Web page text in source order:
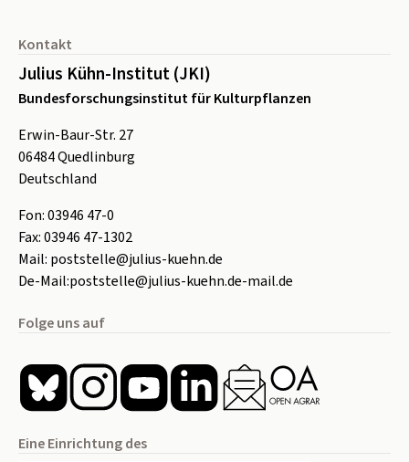
Kontakt
Julius Kühn-Institut (JKI)
Bundesforschungsinstitut für Kulturpflanzen
Erwin-Baur-Str. 27
06484Quedlinburg
Deutschland
Fon:03946 47-0
Fax:03946 47-1302
Mail: poststelle@julius-kuehn.de
De-Mail:poststelle@julius-kuehn.de-mail.de
Folge uns auf
Eine Einrichtung des